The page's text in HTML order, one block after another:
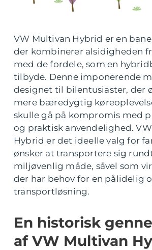
VW Multivan Hybrid er en
der kombinerer alsidigheden
med de fordele, som en
tilbyde. Denne imponerende
designet til bilentusiaster, der
mere bæredygtig
skulle gå på kompromis med
og praktisk anvendelighed.
Hybrid er det ideelle valg for
ønsker at transportere sig
miljøvenlig måde, såvel som
der har behov for en pålidelig
transportløsning.
En historisk
af VW Multivan